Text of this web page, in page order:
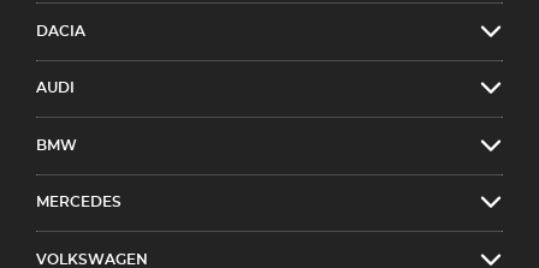
DACIA
AUDI
BMW
MERCEDES
VOLKSWAGEN